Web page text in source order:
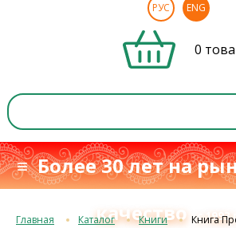
РУС ENG
0
≡ Более 30 лет на
качествос 1993
Главная Каталог Книги Книга